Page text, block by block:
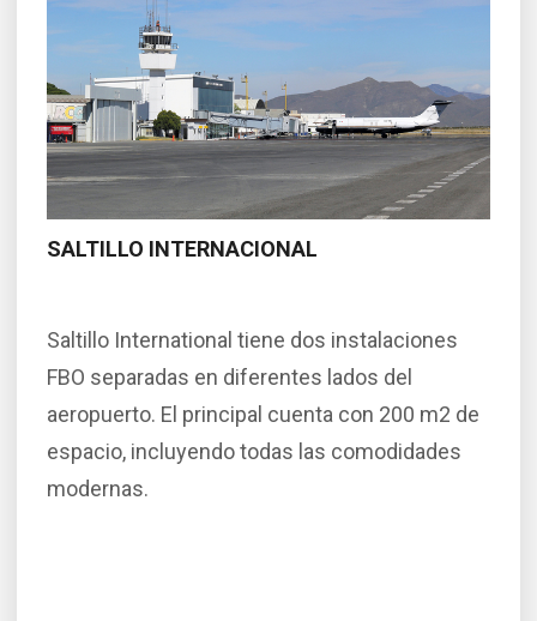
SALTILLO INTERNACIONAL
Saltillo International tiene dos instalaciones
FBO separadas en diferentes lados del
aeropuerto. El principal cuenta con 200 m2 de
espacio, incluyendo todas las comodidades
modernas.